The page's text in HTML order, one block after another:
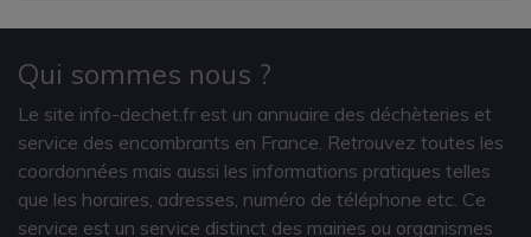
Qui sommes nous ?
Le site info-dechet.fr est un annuaire des déchèteries et
service des encombrants en France. Retrouvez toutes les
coordonnées mais aussi les informations pratiques telles
que les horaires, adresses, numéro de téléphone etc. Ce
service est un service distinct des mairies ou organismes